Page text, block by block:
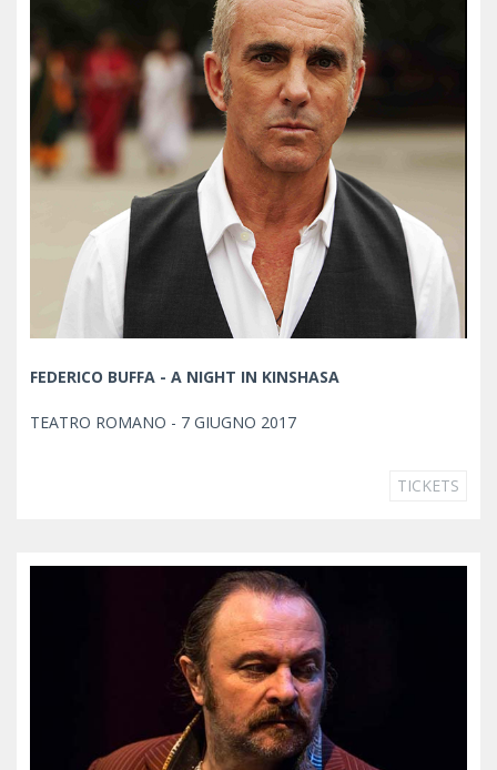
FEDERICO BUFFA - A NIGHT IN KINSHASA
TEATRO ROMANO - 7 GIUGNO 2017
TICKETS